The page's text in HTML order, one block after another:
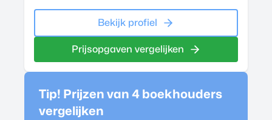
Bekijk profiel
Prijsopgaven vergelijken
Tip! Prijzen van 4 boekhouders
vergelijken